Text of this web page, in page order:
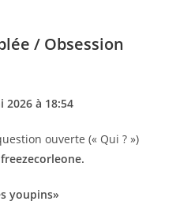
/ Obsession
à 18:54
ouverte (« Qui ? »)
youpins»